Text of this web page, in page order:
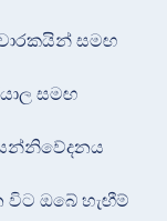
සමඟ
සමඟ
විට ඔබේ හැඟීම්